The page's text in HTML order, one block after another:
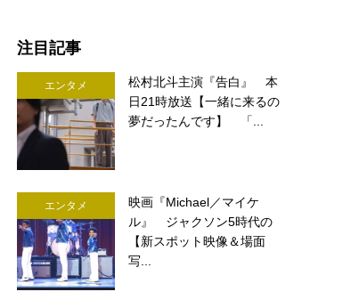
注目記事
エンタメ
松村北斗主演『告白』 本
日21時放送【一緒に来るの
夢だったんです】 「...
エンタメ
映画『Michael／マイケ
ル』 ジャクソン5時代の
【新スポット映像＆場面
写...